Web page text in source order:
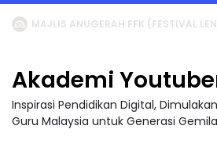
LIVE 🔴 [LIVE] MATEMATIK SR, WANG TAHUN 6 OLEH CIKGU ANITA #ALLINONE
Akademi
Inspirasi Pendidikan Digital,
Guru Malaysia untuk Generasi